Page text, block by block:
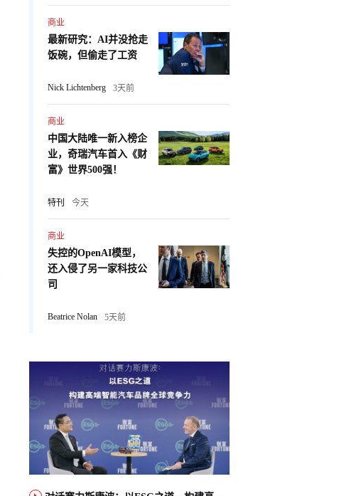
商业
最新研究：AI并没抢走
饭碗，但偷走了工资
Nick Lichtenberg 3天前
商业
中国大陆唯一新入榜企
业，奇瑞汽车首入《财
富》世界500强！
特刊 今天
商业
失控的OpenAI模型，
还入侵了另一家科技公
司
Beatrice Nolan 5天前